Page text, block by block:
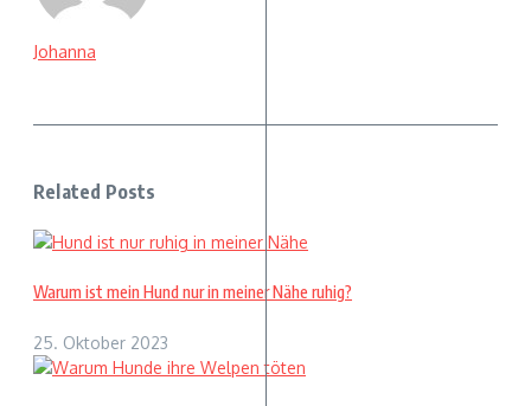
Johanna
Related Posts
Warum ist mein Hund nur in meiner Nähe ruhig?
25. Oktober 2023